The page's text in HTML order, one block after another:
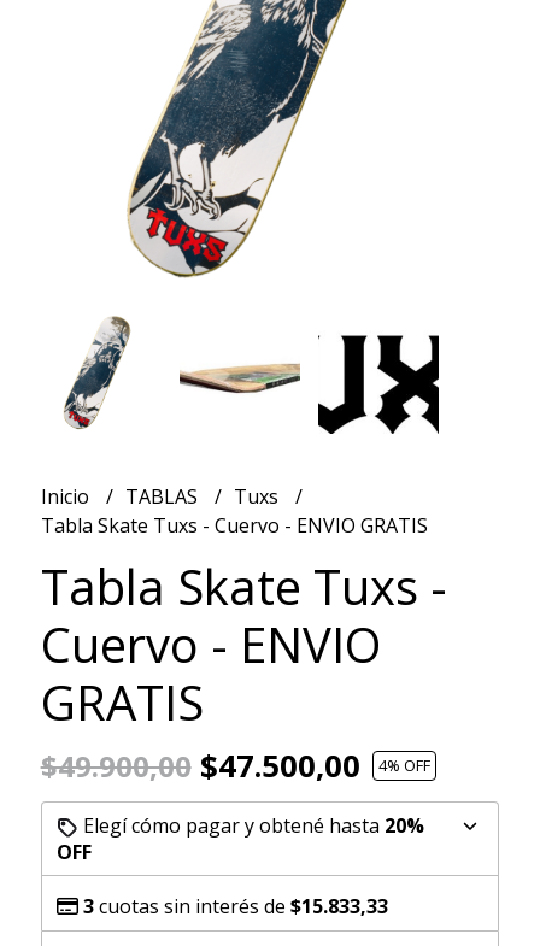
Inicio TABLAS
Tuxs
Tabla Skate Tuxs - Cuervo - ENVIO GRATIS
Tabla Skate Tuxs -
Cuervo - ENVIO
GRATIS
$49.900,00$47.500,00 4% OFF
Elegí cómo pagar y obtené hasta 20%
OFF
3cuotas sin interés de $15.833,33